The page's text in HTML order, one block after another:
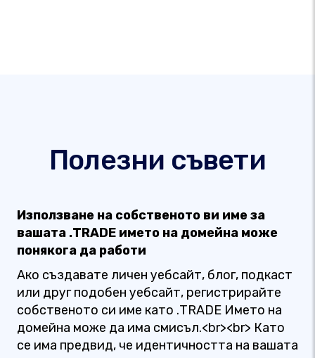
Полезни съвети
Използване на собственото ви име за
вашата .TRADE името на домейна може
понякога да работи
Ако създавате личен уебсайт, блог, подкаст
или друг подобен уебсайт, регистрирайте
собственото си име като .TRADE Името на
домейна може да има смисъл.<br><br> Като
се има предвид, че идентичността на вашата